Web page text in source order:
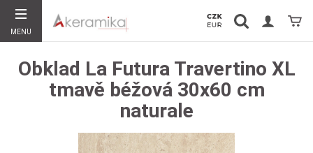
MENU
Vyhledávání Košík
Obklad La Futura Travertino XL
tmavě béžová 30x60 cm
naturale